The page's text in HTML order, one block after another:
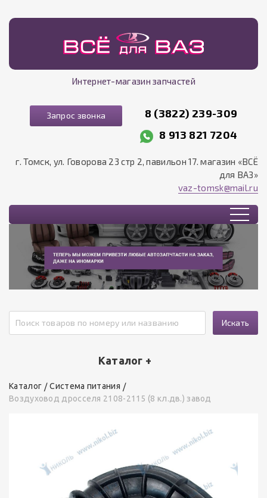
Интернет-магазин запчастей
Запрос звонка
8 (3822) 239-309
8 913 821 7204
г. Томск, ул. Говорова 23 стр 2, павильон 17. магазин «ВСЁ
для ВАЗ»
vaz-tomsk@mail.ru
Искать
Каталог +
Каталог
Система питания
Воздуховод дросселя 2108-2115 (8 кл.дв.) завод